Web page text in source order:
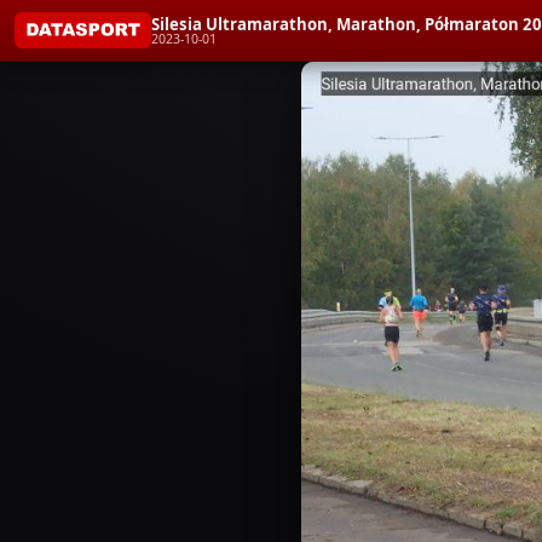
Silesia Ultramarathon, Marathon, Półmaraton
2023-10-01